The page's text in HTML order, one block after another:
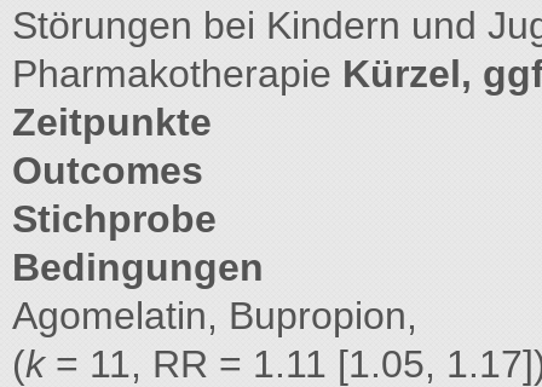
Störungen bei Kindern und
Pharmakotherapie Kürzel,
Zeitpunkte
Outcomes
Stichprobe
Bedingungen
Agomelatin, Bupropion,
(k= 11, RR = 1.11 [1.05,